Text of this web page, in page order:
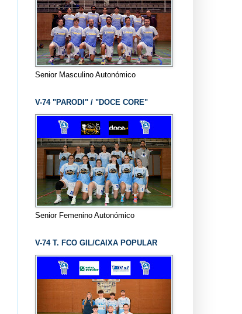
Senior Masculino Autonómico
V-74 "PARODI" / "DOCE CORE"
Senior Femenino Autonómico
V-74 T. FCO GIL/CAIXA POPULAR